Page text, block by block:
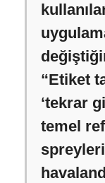
“Etiket
‘tekrar
temel